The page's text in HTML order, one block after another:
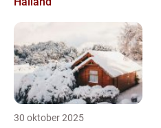
30 oktober 2025